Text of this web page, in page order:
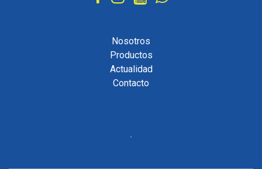
Nosotros
Productos
Actualidad
Contacto